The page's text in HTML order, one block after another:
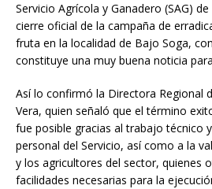
Servicio Agrícola y Ganadero (SAG)
cierre oficial de la campaña de
fruta en la localidad de Bajo Soga,
constituye una muy buena noticia
Así lo confirmó la Directora Regional
Vera, quien señaló que el término
fue posible gracias al trabajo técnico
personal del Servicio, así como a la
y los agricultores del sector, quienes
facilidades necesarias para la